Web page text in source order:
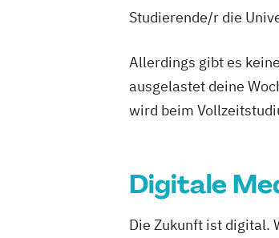
Studierende/r die
Allerdings gibt es
ausgelastet deine
wird beim
Digitale
Die Zukunft ist digital.